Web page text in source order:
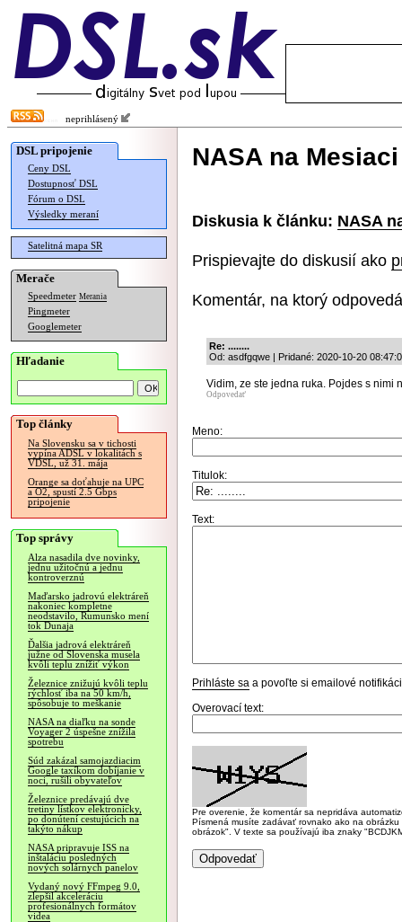
neprihlásený
DSL pripojenie
Ceny DSL
Dostupnosť DSL
Fórum o DSL
Výsledky meraní
Satelitná mapa SR
Merače
Speedmeter Merania
Pingmeter
Googlemeter
Hľadanie
Top články
Na Slovensku sa v tichosti
vypína ADSL v lokalitách s
VDSL, už 31. mája
Orange sa doťahuje na UPC
a O2, spustí 2.5 Gbps
pripojenie
Top správy
Alza nasadila dve novinky,
jednu užitočnú a jednu
kontroverznú
Maďarsko jadrovú elektráreň
nakoniec kompletne
neodstavilo, Rumunsko mení
tok Dunaja
Ďalšia jadrová elektráreň
južne od Slovenska musela
kvôli teplu znížiť výkon
Železnice znižujú kvôli teplu
rýchlosť iba na 50 km/h,
spôsobuje to meškanie
NASA na diaľku na sonde
Voyager 2 úspešne znížila
spotrebu
Súd zakázal samojazdiacim
Google taxíkom dobíjanie v
noci, rušili obyvateľov
Železnice predávajú dve
tretiny lístkov elektronicky,
po donútení cestujúcich na
takýto nákup
NASA pripravuje ISS na
inštaláciu posledných
nových solárnych panelov
Vydaný nový FFmpeg 9.0,
zlepšil akceleráciu
profesionálnych formátov
videa
NASA na
Diskusia k článku: NASA
Prispievajte do diskusií ako
Komentár, na ktorý
Re: ........
Od: asdfgqwe | Pridané: 2020-10-20
Vidim, ze ste jedna ruka. Pojdes s nimi
Odpovedať
Meno:
Titulok:
Text:
Prihláste sa a povoľte si emailové
Overovací text:
Pre overenie, že komentár sa nepridáva
Písmená musíte zadávať rovnako ako na
obrázok". V texte sa používajú iba znaky